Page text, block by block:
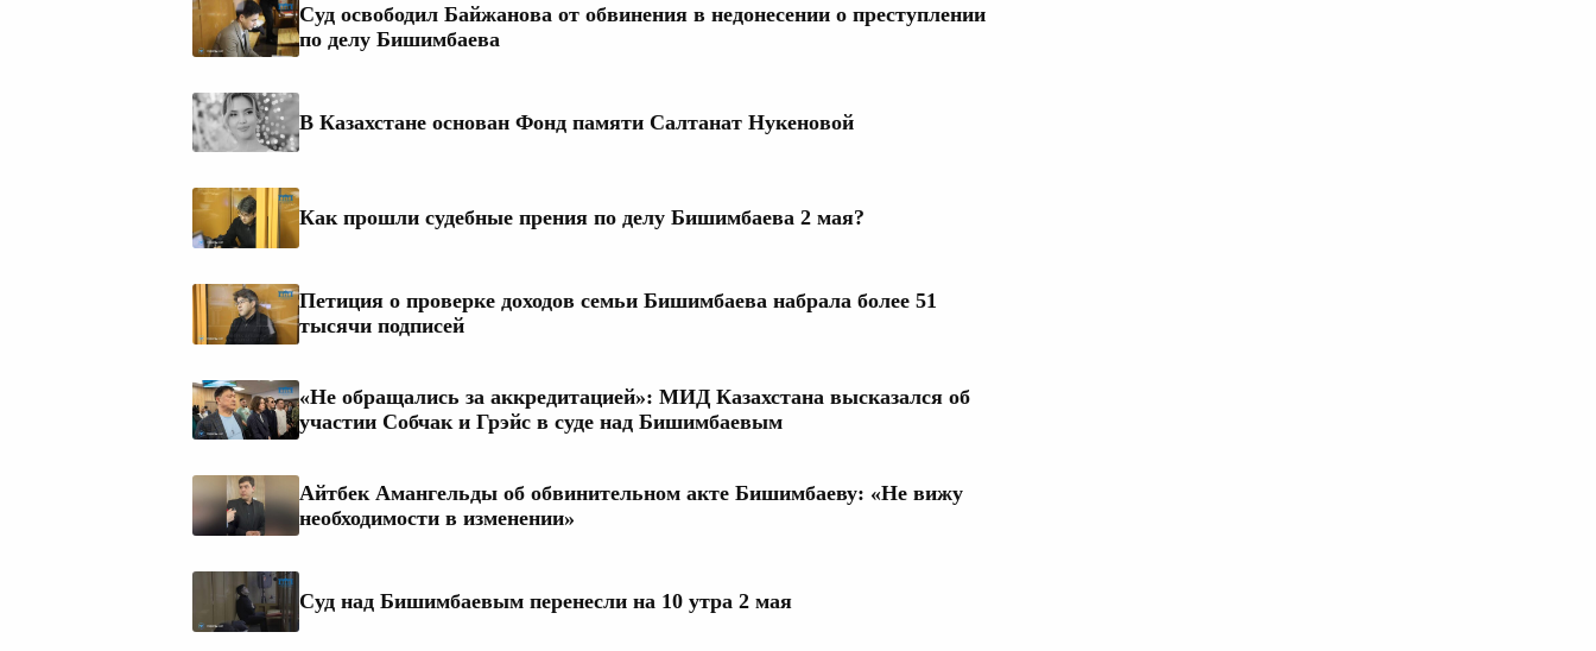
Суд освободил Байжанова от обвинения в недонесении о преступлении
по делу Бишимбаева
В Казахстане основан Фонд памяти Салтанат Нукеновой
Как прошли судебные прения по делу Бишимбаева 2 мая?
Петиция о проверке доходов семьи Бишимбаева набрала более 51
тысячи подписей
«Не обращались за аккредитацией»: МИД Казахстана высказался об
участии Собчак и Грэйс в суде над Бишимбаевым
Айтбек Амангельды об обвинительном акте Бишимбаеву: «Не вижу
необходимости в изменении»
Суд над Бишимбаевым перенесли на 10 утра 2 мая